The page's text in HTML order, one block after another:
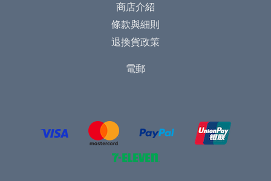
商店介紹
條款與細則
退換貨政策
電郵